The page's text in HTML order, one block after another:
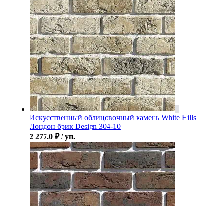
Искусственный облицовочный камень White Hills
Лондон брик Design 304-10
2 277.0 ₽ / уп.